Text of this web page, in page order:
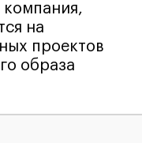
компания,
на
проектов
образа